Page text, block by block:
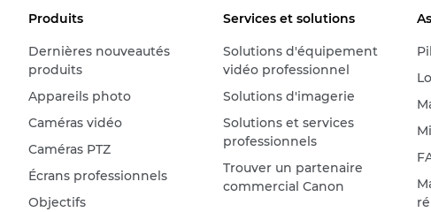
Produits
Dernières nouveautés
produits
Appareils photo
Caméras vidéo
Caméras PTZ
Écrans professionnels
Objectifs
Services et solutions
Solutions d'équipement
vidéo professionnel
Solutions d'imagerie
Solutions et services
professionnels
Trouver un partenaire
commercial Canon